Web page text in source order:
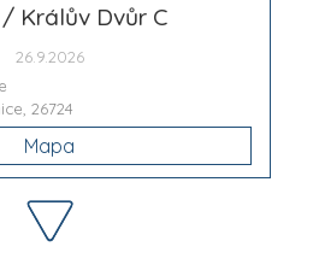
Králův Dvůr C
26.9.2026
26724
Mapa